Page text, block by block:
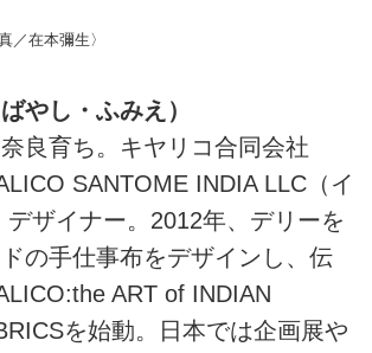
／在本彌生〉
やし・ふみえ）
良育ち。キヤリコ合同会社
SANTOME INDIA LLC（イ
デザイナー。2012年、デリーを
の手仕事布をデザインし、伝
ART of INDIAN
を始動。日本では企画展や